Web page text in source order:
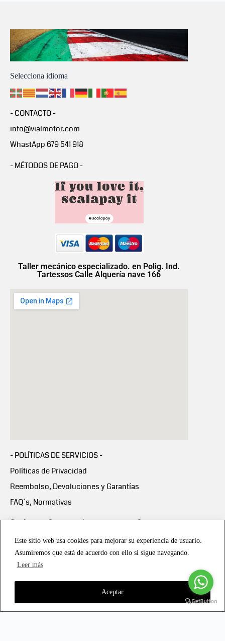
Este sitio web usa cookies para mejorar su experiencia de usuario.
Asumiremos que está de acuerdo con ello si sigue navegando.
Leer más
Aceptar
Selecciona idioma
- CONTACTO -
info@vialmotor.com
WhastApp 679 541 918
- MÉTODOS DE PAGO -
Taller mecánico especializado. en Polig. Ind.
Tartessos Calle Alquería nave 166
- POLÍTICAS DE SERVICIOS -
Políticas de Privacidad
Reembolso, Devoluciones y Garantías
FAQ´s, Normativas
Scalapay:Compra ahora y paga en 3 cuotas
Scalapay Política Privacidad
Copyright © 2021 all rights reserved - Vialmotor